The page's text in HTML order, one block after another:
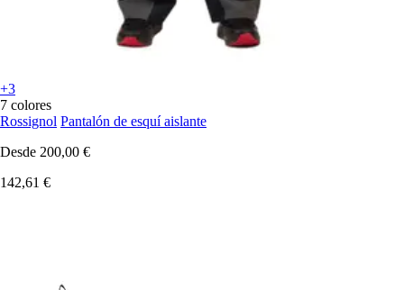
+3
7 colores
Rossignol Pantalón de esquí aislante
Desde 200,00 €
142,61 €